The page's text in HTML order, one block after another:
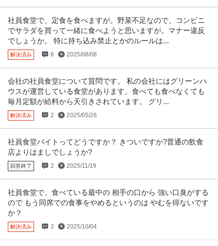
社員食堂で、定食を食べますが。野菜不足なので、コンビニ
でサラダを買って一緒に食べようと思いますが。マナー違反
でしょうか。 特に持ち込み禁止とかのルールは...
解決済み 6 2025/08/08
会社の社員食堂について質問です。 私の会社にはグリーンハ
ウスが運営している食堂があります。食べても食べなくても
毎月定額が給料から天引きされています。 グリ...
解決済み 2 2025/05/26
社員食堂バイトってどうですか？ きついですか?普通の飲食
店よりはましでしょうか?
回答終了 2 2025/11/19
社員食堂で、食べている最中の 相手の口から 強い口臭がする
ので もう同席での食事をやめるというのは やむを得ないです
か？
解決済み 2 2025/10/04